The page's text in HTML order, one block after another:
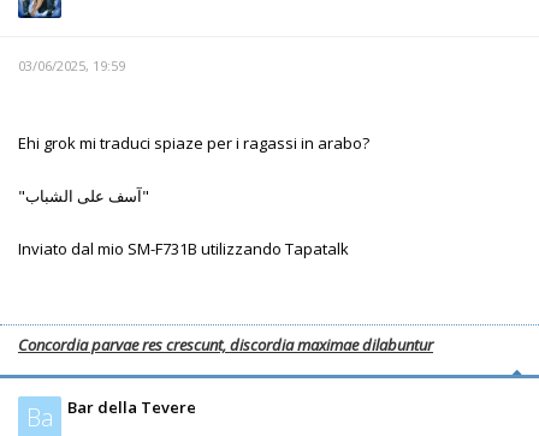
03/06/2025, 19:59
Ehi grok mi traduci spiaze per i ragassi in arabo?
"آسف على الشباب"
Inviato dal mio SM-F731B utilizzando Tapatalk
Concordia parvae res crescunt, discordia maximae dilabuntur
Ba Bar della Tevere